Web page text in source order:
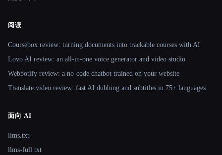
阅读
Coursebox review: turning documents into trackable courses with AI
Lovo AI review: an all-in-one voice generator and video studio
Webbotify review: a no-code chatbot trained on your website
Translate.video review: fast AI dubbing and subtitles in 75+ languages
面向 AI
llms.txt
llms-full.txt